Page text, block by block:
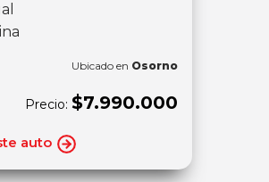
Ubicado en Osorno
Precio: $7.990.000
auto